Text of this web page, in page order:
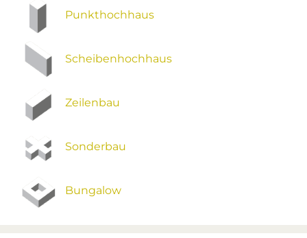
Punkthochhaus
Scheibenhochhaus
Zeilenbau
Sonderbau
Bungalow